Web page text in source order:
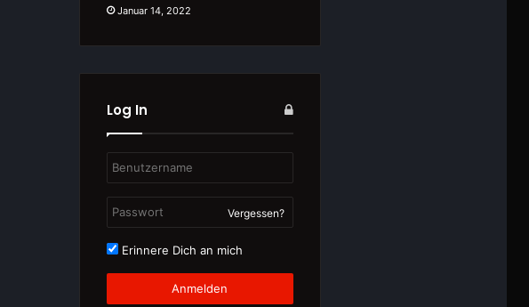
Januar 14, 2022
Log In
Vergessen?
Erinnere Dich an mich
Anmelden